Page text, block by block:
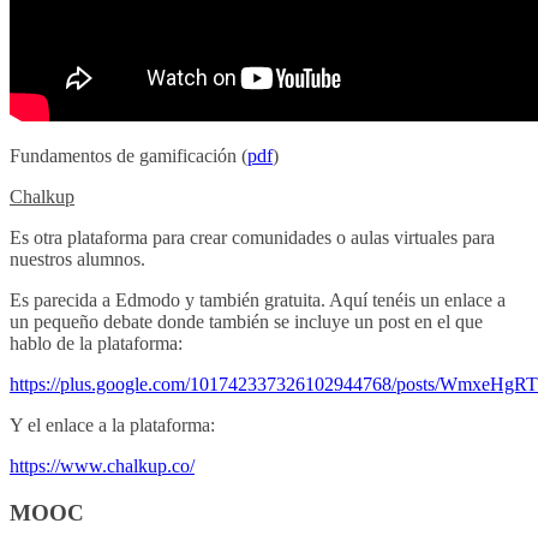
Fundamentos de gamificación (pdf)
Chalkup
Es otra plataforma para crear comunidades o aulas virtuales para
nuestros alumnos.
Es parecida a Edmodo y también gratuita. Aquí tenéis un enlace a
un pequeño debate donde también se incluye un post en el que
hablo de la plataforma:
https://plus.google.com/101742337326102944768/posts/
Y el enlace a la plataforma:
https://www.chalkup.co/
MOOC